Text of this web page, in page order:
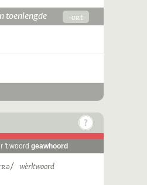
toenlengde -ʊʀt
't woord geawhoord
wèrkwoord